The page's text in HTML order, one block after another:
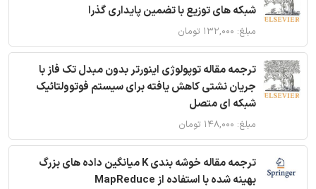
شبکه های توزیع با تضمین پایداری گذرا
مبلغ: ۱۳۲,۰۰۰ تومان
ترجمه مقاله توپولوژی اینورتر بدون مبدل تک فاز با
جریان نشتی کاهش یافته برای سیستم فوتوولتائیک
شبکه ای متصل
مبلغ: ۱۴۸,۰۰۰ تومان
ترجمه مقاله خوشه بندی K میانگین داده های بزرگ
بهینه شده با استفاده از MapReduce